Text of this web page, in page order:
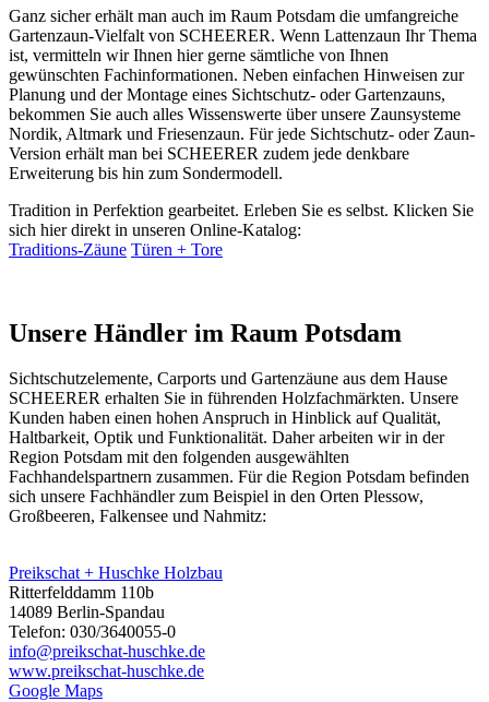
Ganz sicher erhält man auch im Raum Potsdam die umfangreiche
Gartenzaun-Vielfalt von SCHEERER. Wenn Lattenzaun Ihr Thema
ist, vermitteln wir Ihnen hier gerne sämtliche von Ihnen
gewünschten Fachinformationen. Neben einfachen Hinweisen zur
Planung und der Montage eines Sichtschutz- oder Gartenzauns,
bekommen Sie auch alles Wissenswerte über unsere Zaunsysteme
Nordik, Altmark und Friesenzaun. Für jede Sichtschutz- oder Zaun-
Version erhält man bei SCHEERER zudem jede denkbare
Erweiterung bis hin zum Sondermodell.
Tradition in Perfektion gearbeitet. Erleben Sie es selbst. Klicken Sie
sich hier direkt in unseren Online-Katalog:
Traditions-Zäune Türen + Tore
Unsere Händler im Raum Potsdam
Sichtschutzelemente, Carports und Gartenzäune aus dem Hause
SCHEERER erhalten Sie in führenden Holzfachmärkten. Unsere
Kunden haben einen hohen Anspruch in Hinblick auf Qualität,
Haltbarkeit, Optik und Funktionalität. Daher arbeiten wir in der
Region Potsdam mit den folgenden ausgewählten
Fachhandelspartnern zusammen. Für die Region Potsdam befinden
sich unsere Fachhändler zum Beispiel in den Orten Plessow,
Großbeeren, Falkensee und Nahmitz:
Preikschat + Huschke Holzbau
Ritterfelddamm 110b
14089 Berlin-Spandau
Telefon: 030/3640055-0
info@preikschat-huschke.de
www.preikschat-huschke.de
Google Maps